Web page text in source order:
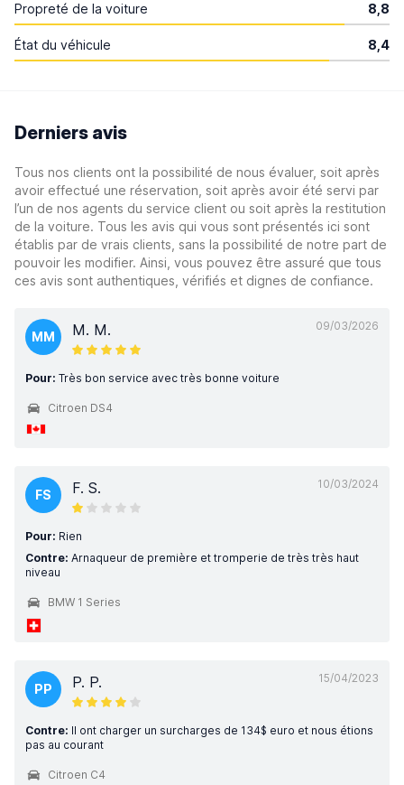
Propreté de la voiture 8,8
État du véhicule 8,4
Derniers avis
Tous nos clients ont la possibilité de nous évaluer, soit après
avoir effectué une réservation, soit après avoir été servi par
l’un de nos agents du service client ou soit après la restitution
de la voiture. Tous les avis qui vous sont présentés ici sont
établis par de vrais clients, sans la possibilité de notre part de
pouvoir les modifier. Ainsi, vous pouvez être assuré que tous
ces avis sont authentiques, vérifiés et dignes de confiance.
09/03/2026
MM M. M.
Pour: Très bon service avec très bonne voiture
Citroen DS4
10/03/2024
FS F. S.
Pour: Rien
Contre: Arnaqueur de première et tromperie de très très haut
niveau
BMW 1 Series
15/04/2023
PP P. P.
Contre: Il ont charger un surcharges de 134$ euro et nous étions
pas au courant
Citroen C4